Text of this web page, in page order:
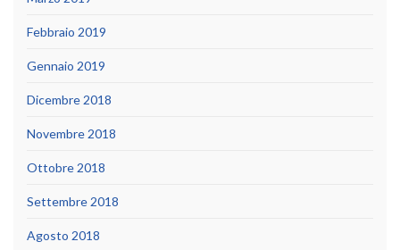
Febbraio 2019
Gennaio 2019
Dicembre 2018
Novembre 2018
Ottobre 2018
Settembre 2018
Agosto 2018